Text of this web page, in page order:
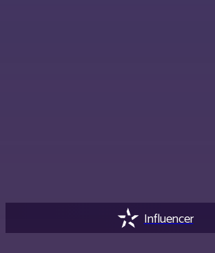
Influencer